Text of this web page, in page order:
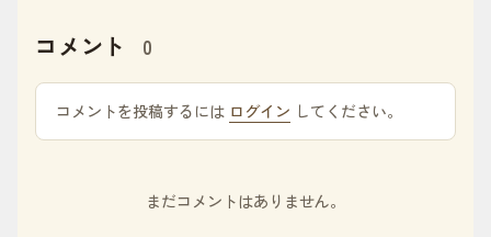
コメント 0
コメントを投稿するには ログイン してください。
まだコメントはありません。